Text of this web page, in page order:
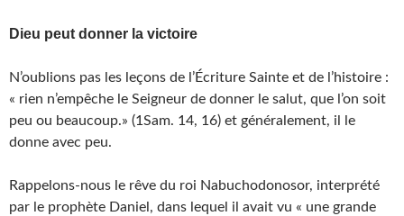
Dieu peut donner la victoire
N’oublions pas les leçons de l’Écriture Sainte et de l’histoire :
« rien n’empêche le Seigneur de donner le salut, que l’on soit
peu ou beaucoup.» (1Sam. 14, 16) et généralement, il le
donne avec peu.
Rappelons-nous le rêve du roi Nabuchodonosor, interprété
par le prophète Daniel, dans lequel il avait vu « une grande